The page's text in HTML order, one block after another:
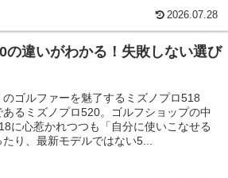
2026.07.28
の違いがわかる！失敗しない選び
のゴルファーを魅了するミズノプロ518
るミズノプロ520。ゴルフショップの中
に心惹かれつつも「自分に使いこなせる
り、最新モデルではない5...